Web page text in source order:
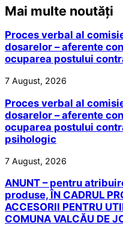
Mai multe noutăți
Proces verbal al
dosarelor – aferente
ocuparea postului
7 August, 2026
Proces verbal al
dosarelor – aferente
ocuparea postului
psihologic
7 August, 2026
ANUNT – pentru
produse, ÎN CADRUL
ACCESORII PENTRU
COMUNA VALCĂU DE